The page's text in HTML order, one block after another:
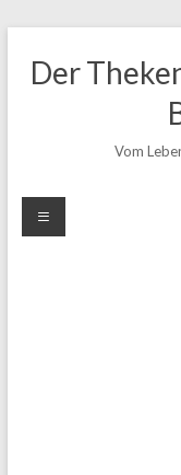
Inhalt
springen
Der
Vom